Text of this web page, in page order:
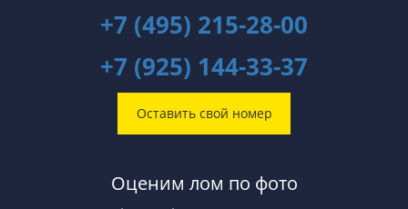
+7 (495) 215-28-00
+7 (925) 144-33-37
Оставить свой номер
Оценим лом по фото